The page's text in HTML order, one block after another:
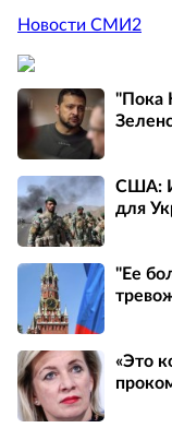
Новости СМИ2
"Пока
США:
для
"Ее
«Это